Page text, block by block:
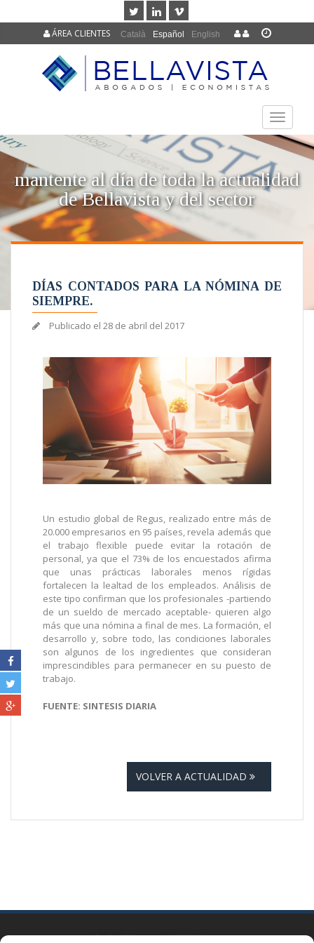
Català Español English
ÁREA CLIENTES
TOGGLE
mantente al día de toda la actualidad
de Bellavista y del sector
DÍAS CONTADOS PARA LA NÓMINA DE
SIEMPRE.
Publicado el 28 de abril del 2017
Un estudio global de Regus, realizado entre más de
20.000 empresarios en 95 países, revela además que
el trabajo flexible puede evitar la rotación de
personal, ya que el 73% de los encuestados afirma
que unas prácticas laborales menos rígidas
fortalecen la lealtad de los empleados. Análisis de
este tipo confirman que los profesionales -partiendo
de un sueldo de mercado aceptable- quieren algo
más que una nómina a final de mes. La formación, el
desarrollo y, sobre todo, las condiciones laborales
son algunos de los ingredientes que consideran
imprescindibles para permanecer en su puesto de
trabajo.
FUENTE: SINTESIS DIARIA
VOLVER A ACTUALIDAD